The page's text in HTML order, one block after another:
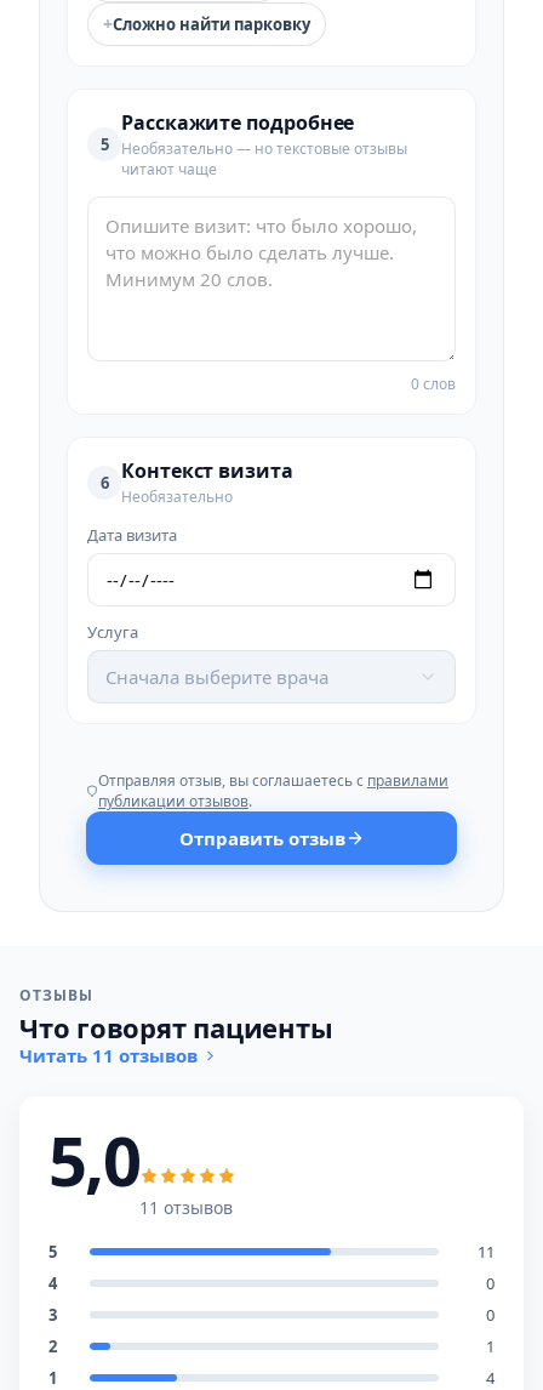
+Сложно найти парковку
5
Расскажите подробнее
Необязательно — но текстовые отзывы
читают чаще
0 слов
6 Контекст визита
Необязательно
Дата визита
Услуга
Сначала выберите врача
Отправляя отзыв, вы соглашаетесь с правилами
публикации отзывов.
Отправить отзыв
ОТЗЫВЫ
Что говорят пациенты
Читать 11 отзывов
5,0
11 отзывов
5
11
4
0
3
0
2
1
1
4